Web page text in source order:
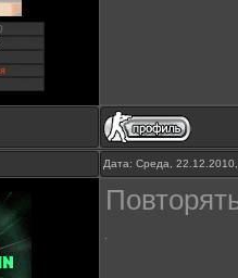
Дата: Среда,